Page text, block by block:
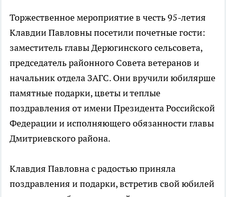
Торжественное мероприятие в честь 95-летия
Клавдии Павловны посетили почетные гости:
заместитель главы Дерюгинского сельсовета,
председатель районного Совета ветеранов и
начальник отдела ЗАГС. Они вручили юбилярше
памятные подарки, цветы и теплые
поздравления от имени Президента Российской
Федерации и исполняющего обязанности главы
Дмитриевского района.
Клавдия Павловна с радостью приняла
поздравления и подарки, встретив свой юбилей